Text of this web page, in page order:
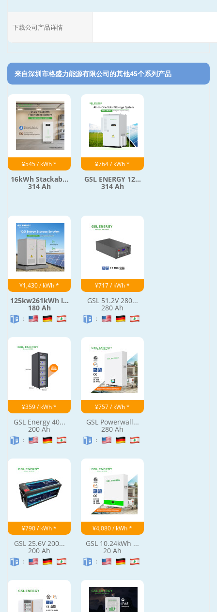
下载公司产品详情
来自深圳市格盛力能源有限公司的其他45个系列产品‎
¥545 / kWh *
16kWh Stackab...
314 Ah
¥764 / kWh *
GSL ENERGY 12...
314 Ah
¥1,430 / kWh *
125kw261kWh l...
180 Ah
：
¥717 / kWh *
GSL 51.2V 280...
280 Ah
：
¥359 / kWh *
GSL Energy 40...
200 Ah
：
¥757 / kWh *
GSL Powerwall...
280 Ah
：
¥790 / kWh *
GSL 25.6V 200...
200 Ah
：
¥4,080 / kWh *
GSL 10.24kWh ...
20 Ah
：